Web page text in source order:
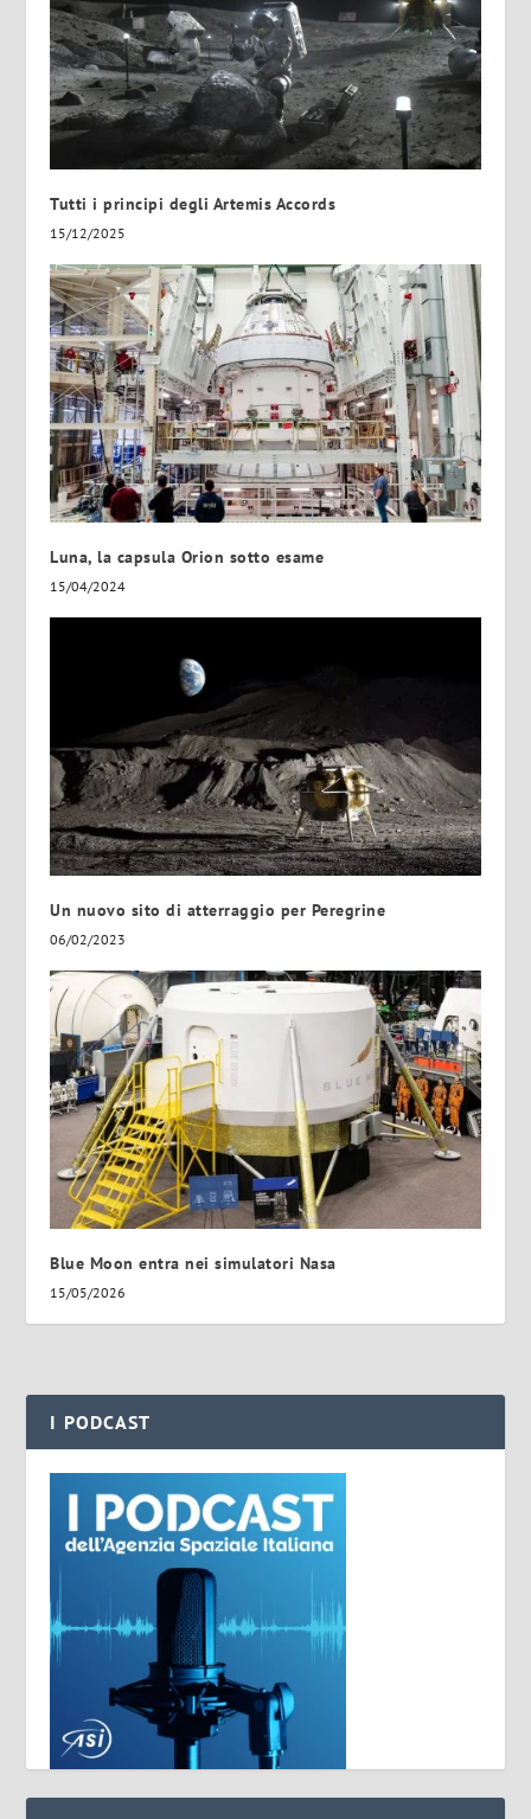
Tutti i principi degli Artemis Accords
15/12/2025
Luna, la capsula Orion sotto esame
15/04/2024
Un nuovo sito di atterraggio per Peregrine
06/02/2023
Blue Moon entra nei simulatori Nasa
15/05/2026
I PODCAST